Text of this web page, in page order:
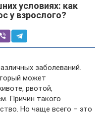
условиях: как
у взрослого?
заболеваний.
может
рвотой,
Причин такого
Но чаще всего – это